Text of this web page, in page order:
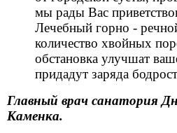
мы рады Вас
Лечебный горно -
количество хвойных
обстановка улучшат
придадут заряда
Главный врач санатория
Каменка.